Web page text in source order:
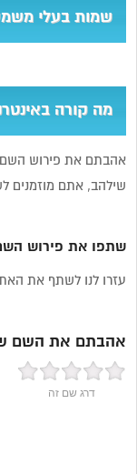
שמות בעלי
מה קורה
אהבתם את פירוש
שילהב, אתם מוזמנים
שתפו את פירוש
עזרו לנו לשתף את
אהבתם את השם
דרג שם זה